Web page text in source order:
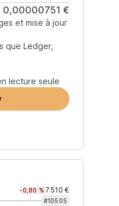
0,00000751 €
et mise à jour
que Ledger,
lecture seule
-0,80 % 7 510 €
#10505